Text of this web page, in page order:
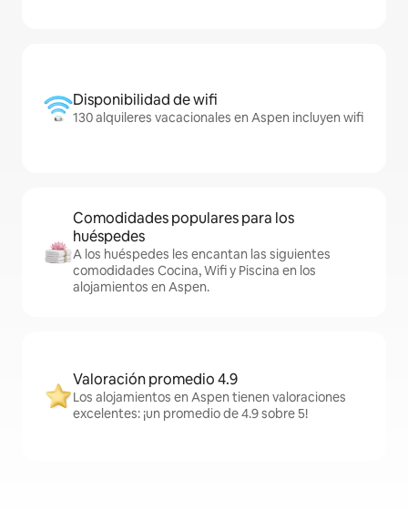
Disponibilidad de wifi
130 alquileres vacacionales en Aspen incluyen wifi
Comodidades populares para los
huéspedes
A los huéspedes les encantan las siguientes
comodidades Cocina, Wifi y Piscina en los
alojamientos en Aspen.
Valoración promedio 4.9
Los alojamientos en Aspen tienen valoraciones
excelentes: ¡un promedio de 4.9 sobre 5!